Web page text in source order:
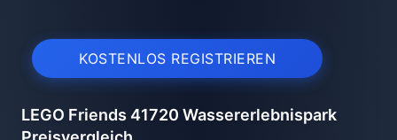
KOSTENLOS REGISTRIEREN
LEGO Friends 41720 Wassererlebnispark